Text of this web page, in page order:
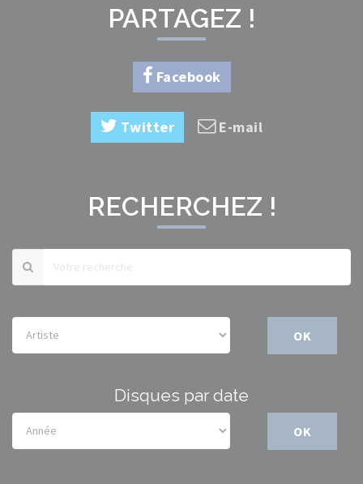
PARTAGEZ !
Facebook
Twitter E-mail
RECHERCHEZ !
OK
Disques par date
OK